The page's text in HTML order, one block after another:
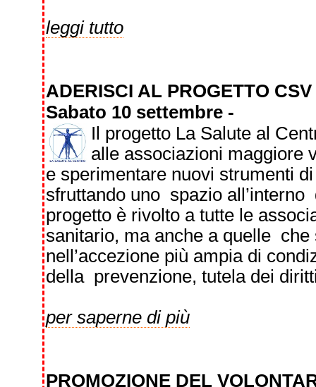
leggi tutto
ADERISCI AL PROGETTO
Sabato 10 settembre -
Il progetto La Salute al
alle associazioni maggiore
e sperimentare nuovi strumenti
sfruttando uno spazio
progetto è rivolto a tutte le
sanitario, ma anche a quelle
nell’accezione più ampia di
della prevenzione, tutela dei
per saperne di più
PROMOZIONE DEL